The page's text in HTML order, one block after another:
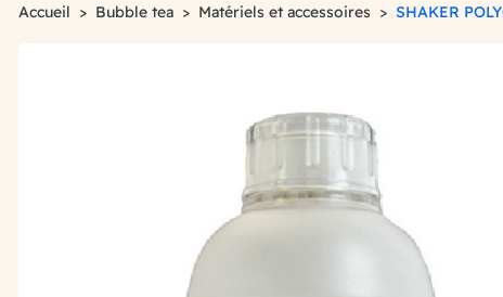
Accueil Bubble tea Matériels et accessoires SHAKER